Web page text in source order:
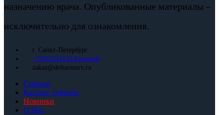
назначению врача. Опубликованные материалы –
исключительно для ознакомления.
г. Санкт-Петербург
+79110211133 Евгений
zakaz@deltarezerv.ru
Главная
Каталог товаров
Новинки
О Нас